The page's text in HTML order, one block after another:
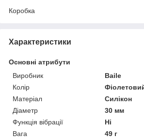
Коробка
Характеристики
Основні атрибути
Виробник
Baile
Колір
Матеріал
Силікон
Діаметр
30 мм
Функція вібрації
Ні
Вага
49 г